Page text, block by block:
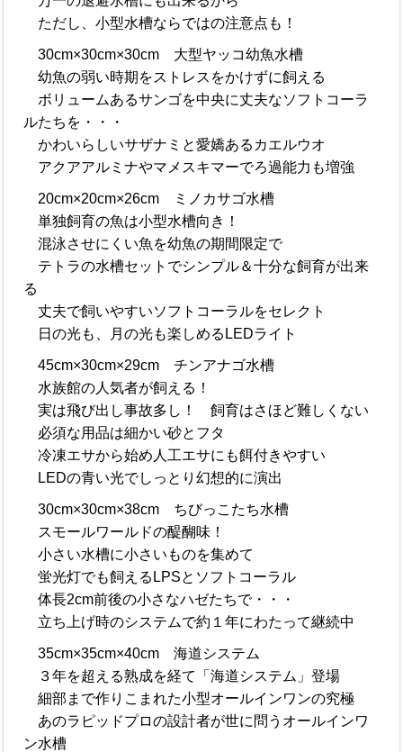
ただし、小型水槽ならではの注意点も！
30cm×30cm×30cm 大型ヤッコ幼魚水槽
幼魚の弱い時期をストレスをかけずに飼える
ボリュームあるサンゴを中央に丈夫なソフトコーラ
ルたちを・・・
かわいらしいサザナミと愛嬌あるカエルウオ
アクアアルミナやマメスキマーでろ過能力も増強
20cm×20cm×26cm ミノカサゴ水槽
単独飼育の魚は小型水槽向き！
混泳させにくい魚を幼魚の期間限定で
テトラの水槽セットでシンプル＆十分な飼育が出来
る
丈夫で飼いやすいソフトコーラルをセレクト
日の光も、月の光も楽しめるLEDライト
45cm×30cm×29cm チンアナゴ水槽
水族館の人気者が飼える！
実は飛び出し事故多し！ 飼育はさほど難しくない
必須な用品は細かい砂とフタ
冷凍エサから始め人工エサにも餌付きやすい
LEDの青い光でしっとり幻想的に演出
30cm×30cm×38cm ちびっこたち水槽
スモールワールドの醍醐味！
小さい水槽に小さいものを集めて
蛍光灯でも飼えるLPSとソフトコーラル
体長2cm前後の小さなハゼたちで・・・
立ち上げ時のシステムで約１年にわたって継続中
35cm×35cm×40cm 海道システム
３年を超える熟成を経て「海道システム」登場
細部まで作りこまれた小型オールインワンの究極
あのラピッドプロの設計者が世に問うオールインワ
ン水槽